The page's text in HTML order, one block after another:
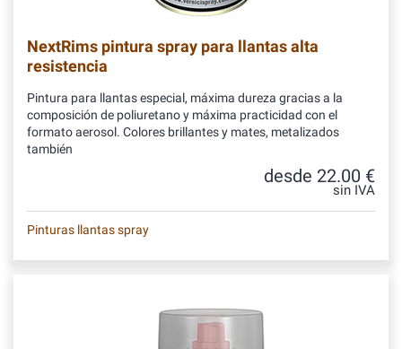
NextRims pintura spray para llantas alta
resistencia
Pintura para llantas especial, máxima dureza gracias a la
composición de poliuretano y máxima practicidad con el
formato aerosol. Colores brillantes y mates, metalizados
también
desde 22.00 €
sin IVA
Pinturas llantas spray